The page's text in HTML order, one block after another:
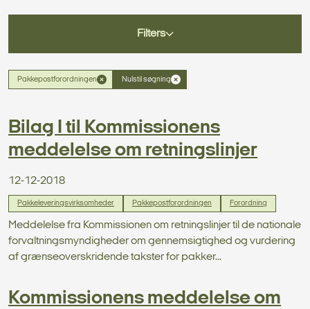
Filters
Pakkepostforordningen Nulstil søgning
Bilag I til Kommissionens
meddelelse om retningslinjer
12-12-2018
Pakkeleveringsvirksomheder Pakkepostforordningen Forordning
Meddelelse fra Kommissionen om retningslinjer til de nationale
forvaltningsmyndigheder om gennemsigtighed og vurdering
af grænseoverskridende takster for pakker...
Kommissionens meddelelse om